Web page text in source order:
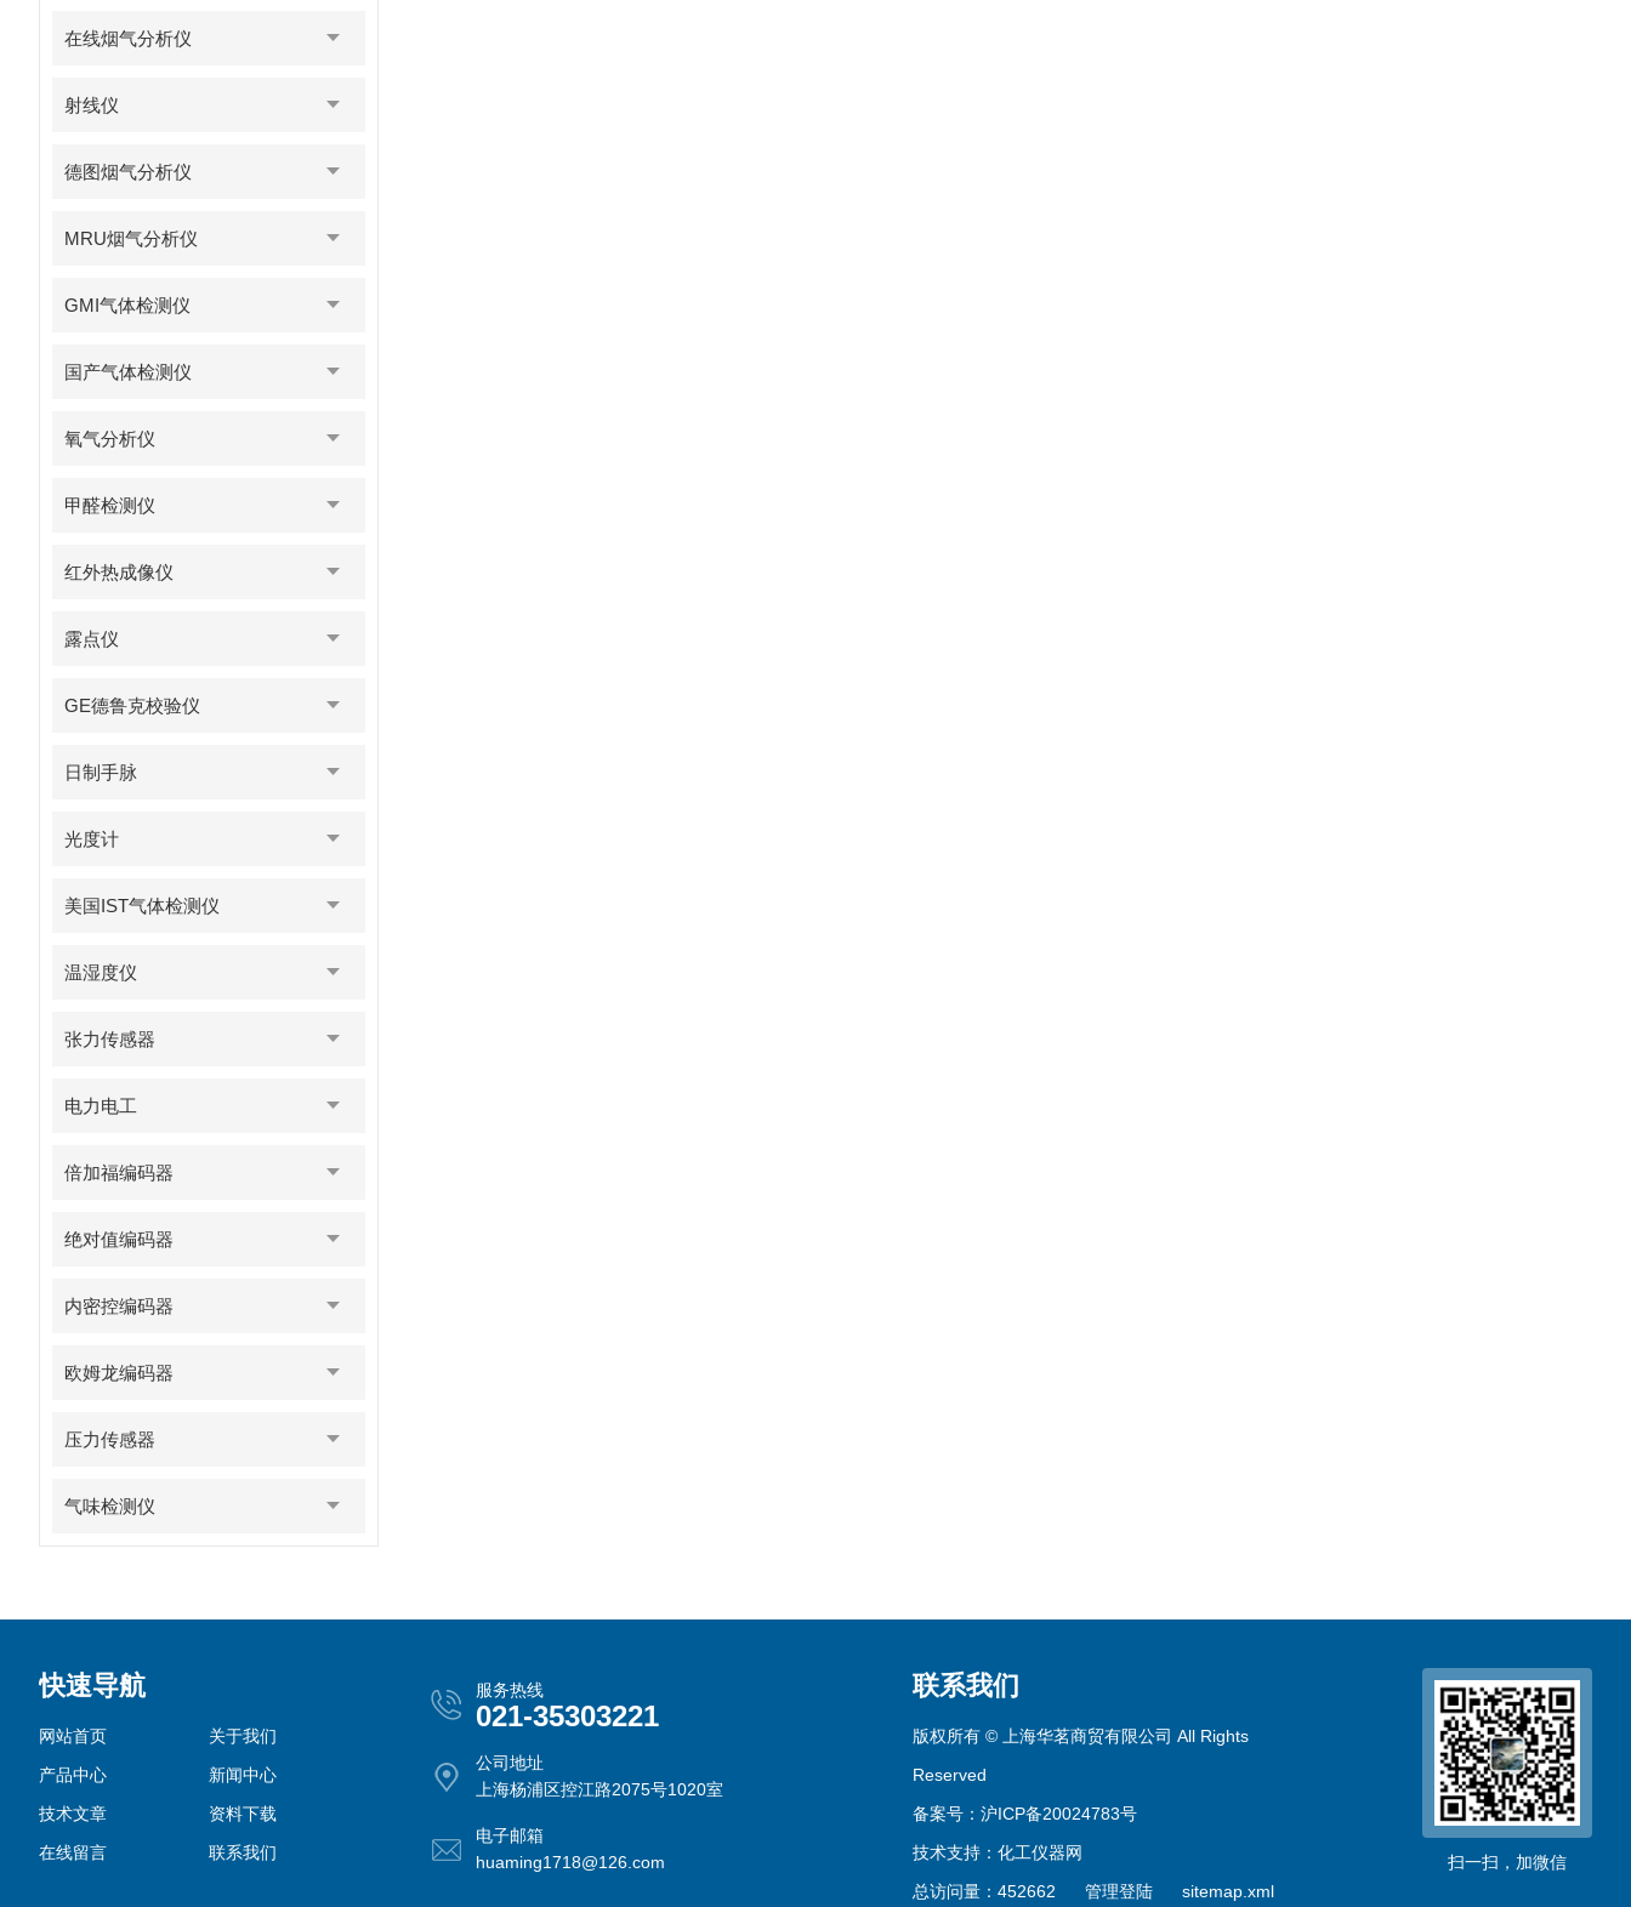
在线烟气分析仪
射线仪
德图烟气分析仪
MRU烟气分析仪
GMI气体检测仪
国产气体检测仪
氧气分析仪
甲醛检测仪
红外热成像仪
露点仪
GE德鲁克校验仪
日制手脉
光度计
美国IST气体检测仪
温湿度仪
张力传感器
电力电工
倍加福编码器
绝对值编码器
内密控编码器
欧姆龙编码器
压力传感器
气味检测仪
快速导航
网站首页
关于我们
产品中心
新闻中心
技术文章
资料下载
在线留言
联系我们
服务热线
021-35303221
公司地址
上海杨浦区控江路2075号1020室
电子邮箱
huaming1718@126.com
联系我们
版权所有 © 上海华茗商贸有限公司 All Rights
Reserved
备案号：沪ICP备20024783号
技术支持： 化工仪器网
总访问量：452662 管理登陆 sitemap.xml
扫一扫，加微信